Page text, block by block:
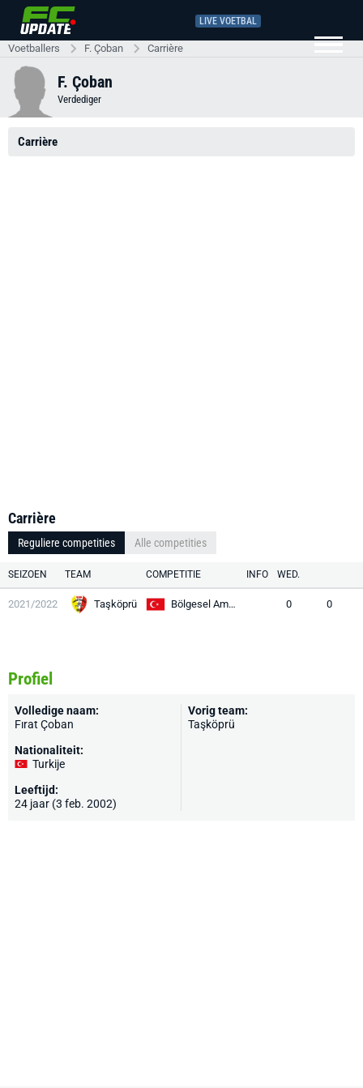
LIVE VOETBAL
Voetballers F. Çoban Carrière
F. Çoban
Verdediger
Carrière
Carrière
Reguliere competities Alle competities
SEIZOEN TEAM COMPETITIE INFO WED.
2021/2022 Taşköprü Bölgesel Amatör Lig 0 0
Profiel
Volledige naam:
Fırat Çoban
Nationaliteit:
Turkije
Leeftijd:
24 jaar (3 feb. 2002)
Vorig team:
Taşköprü